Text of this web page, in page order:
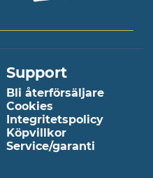
Support
Bli återförsäljare
Cookies
Integritetspolicy
Köpvillkor
Service/garanti